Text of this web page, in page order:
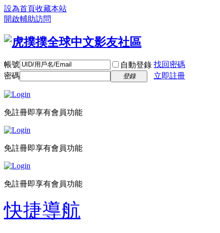
設為首頁收藏本站
開啟輔助訪問
帳號 自動登錄 找回密碼
密碼
登錄 立即註冊
免註冊即享有會員功能
免註冊即享有會員功能
免註冊即享有會員功能
快捷導航